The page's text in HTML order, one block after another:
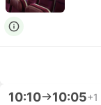
10:10 10:05+1